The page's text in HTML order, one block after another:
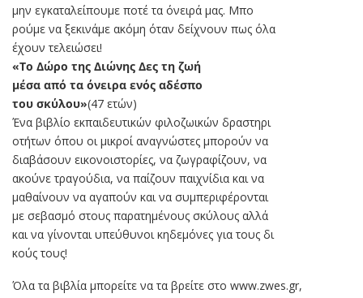
μην εγκαταλείπουμε ποτέ τα όνειρά μας. Μπο
ρούμε να ξεκινάμε ακόμη όταν δείχνουν πως όλα
έχουν τελειώσει!
«Το Δώρο της Διώνης Δες τη ζωή
μέσα από τα όνειρα ενός αδέσπο
του σκύλου»(47 ετών)
Ένα βιβλίο εκπαιδευτικών φιλοζωικών δραστηρι
οτήτων όπου οι μικροί αναγνώστες μπορούν να
διαβάσουν εικονοιστορίες, να ζωγραφίζουν, να
ακούνε τραγούδια, να παίζουν παιχνίδια και να
μαθαίνουν να αγαπούν και να συμπεριφέρονται
με σεβασμό στους παρατημένους σκύλους αλλά
και να γίνονται υπεύθυνοι κηδεμόνες για τους δι
κούς τους!
Όλα τα βιβλία μπορείτε να τα βρείτε στο www.zwes.gr,